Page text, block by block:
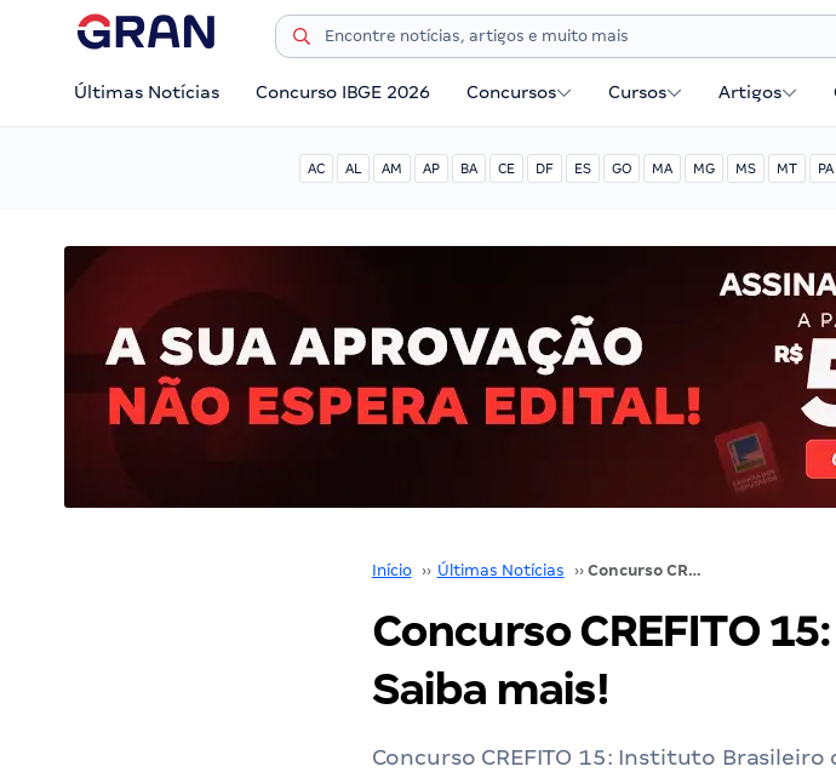
Últimas Notícias Concurso IBGE 2026 Concursos Cursos Artigos
AC AL AM AP BA CE DF ES GO MA MG MS MT PA
Início ›› Últimas Notícias ›› Concurso CREFITO 15: banca definida! Saiba mais!
Concurso CREFITO
Saiba mais!
Concurso CREFITO 15: Instituto Brasileiro